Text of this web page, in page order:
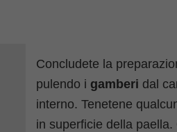
Concludete la
pulendo i gamberi dal
interno. Tenetene
in superficie della paella.